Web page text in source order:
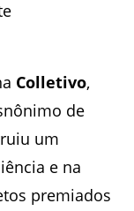
Colletivo,
de
um
e na
premiados